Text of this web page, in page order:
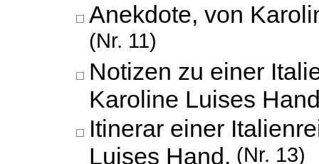
Anekdote, von
(Nr. 11)
Notizen zu einer
Karoline Luises
Itinerar einer
Luises Hand. (Nr. 13)